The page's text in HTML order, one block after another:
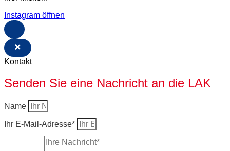
Instagram öffnen
×
Kontakt
Senden Sie eine Nachricht an die LAK
Name
Ihr E-Mail-Adresse*